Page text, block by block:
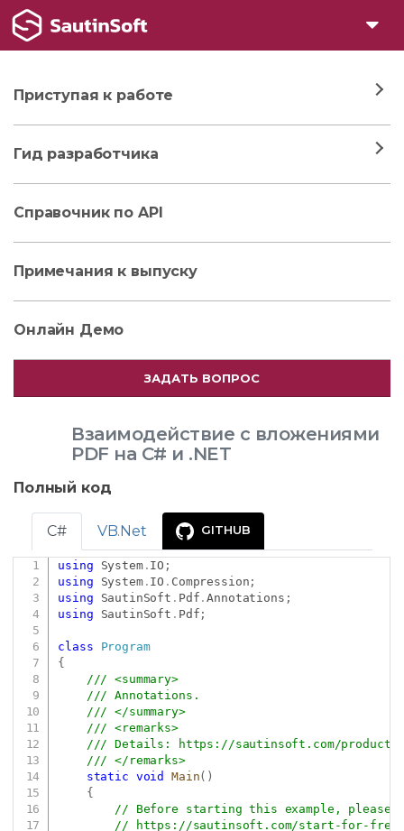
Приступая к работе
Гид разработчика
Справочник по API
Примечания к выпуску
Онлайн Демо
ЗАДАТЬ ВОПРОС
Взаимодействие с вложениями
PDF на C# и .NET
Полный код
C# VB.Net GITHUB
using System. IO ;
using
System. IO . Compression ;
using
SautinSoft . Pdf .Annotations ;
using
SautinSoft . Pdf ;
class
Program
{
/// <summary>
/// Annotations.
/// </summary>
/// <remarks>
/// Details:
https://sautinsoft.com/
/// </remarks>
static void Main( )
{
// Before starting this example,
//
https://sautinsoft.com/start-for-